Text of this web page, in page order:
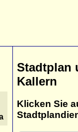
Stadtplan
Kallern
Klicken Sie